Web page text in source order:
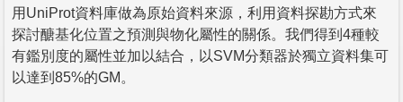
用UniProt資料庫做為原始資料來源，利用資料探勘方式來
探討醣基化位置之預測與物化屬性的關係。我們得到4種較
有鑑別度的屬性並加以結合，以SVM分類器於獨立資料集可
以達到85%的GM。